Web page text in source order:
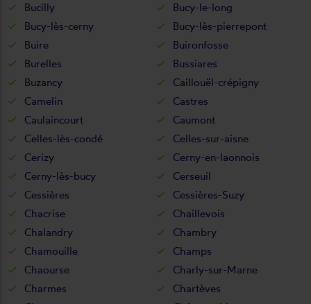
Bucilly
Bucy-le-long
Bucy-lès-cerny
Bucy-lès-pierrepont
Buire
Buironfosse
Burelles
Bussiares
Buzancy
Caillouël-crépigny
Camelin
Castres
Caulaincourt
Caumont
Celles-lès-condé
Celles-sur-aisne
Cerizy
Cerny-en-laonnois
Cerny-lès-bucy
Cerseuil
Cessières
Cessières-Suzy
Chacrise
Chaillevois
Chalandry
Chambry
Chamouille
Champs
Chaourse
Charly-sur-Marne
Charmes
Chartèves